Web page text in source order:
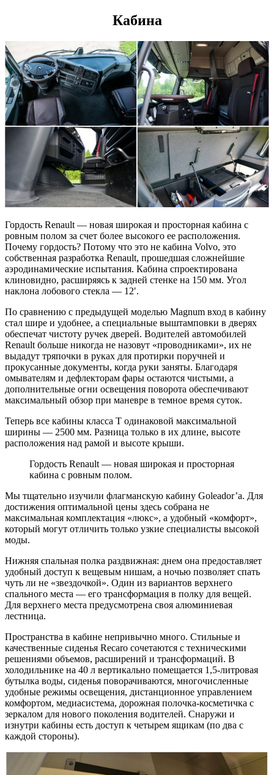
Кабина
Гордость Renault — новая широкая и просторная кабина с
ровным полом за счет более высокого ее расположения.
Почему гордость? Потому что это не кабина Volvo, это
собственная разработка Renault, прошедшая сложнейшие
аэродинамические испытания. Кабина спроектирована
клиновидно, расширяясь к задней стенке на 150 мм. Угол
наклона лобового стекла — 12′.
По сравнению с предыдущей моделью Magnum вход в кабину
стал шире и удобнее, а специальные выштамповки в дверях
обеспечат чистоту ручек дверей. Водителей автомобилей
Renault больше никогда не назовут «проводниками», их не
выдадут тряпочки в руках для протирки поручней и
прокусанные документы, когда руки заняты. Благодаря
омывателям и дефлекторам фары остаются чистыми, а
дополнительные огни освещения поворота обеспечивают
максимальный обзор при маневре в темное время суток.
Теперь все кабины класса Т одинаковой максимальной
ширины — 2500 мм. Разница только в их длине, высоте
расположения над рамой и высоте крыши.
Гордость Renault — новая широкая и просторная
кабина с ровным полом.
Мы тщательно изучили флагманскую кабину Goleador’a. Для
достижения оптимальной цены здесь собрана не
максимальная комплектация «люкс», а удобный «комфорт»,
который могут отличить только узкие специалисты высокой
моды.
Нижняя спальная полка раздвижная: днем она предоставляет
удобный доступ к вещевым нишам, а ночью позволяет спать
чуть ли не «звездочкой». Один из вариантов верхнего
спального места — его трансформация в полку для вещей.
Для верхнего места предусмотрена своя алюминиевая
лестница.
Пространства в кабине непривычно много. Стильные и
качественные сиденья Recaro сочетаются с техническими
решениями объемов, расширений и трансформаций. В
холодильнике на 40 л вертикально помещается 1,5-литровая
бутылка воды, сиденья поворачиваются, многочисленные
удобные режимы освещения, дистанционное управлением
комфортом, медиасистема, дорожная полочка-косметичка с
зеркалом для нового поколения водителей. Снаружи и
изнутри кабины есть доступ к четырем ящикам (по два с
каждой стороны).